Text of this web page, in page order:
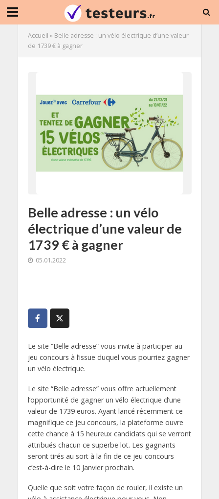
Accueil » Belle adresse : un vélo électrique d’une valeur
de 1739 € à gagner
Belle adresse : un vélo
électrique d’une valeur de
1739 € à gagner
05.01.2022
Le site “Belle adresse” vous invite à participer au
jeu concours à l’issue duquel vous pourriez gagner
un vélo électrique.
Le site “Belle adresse” vous offre actuellement
l’opportunité de gagner un vélo électrique d’une
valeur de 1739 euros. Ayant lancé récemment ce
magnifique ce jeu concours, la plateforme ouvre
cette chance à 15 heureux candidats qui se verront
attribués chacun ce superbe lot. Les gagnants
seront tirés au sort à la fin de ce jeu concours
c’est-à-dire le 10 Janvier prochain.
Quelle que soit votre façon de rouler, il existe un